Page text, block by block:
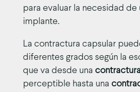
para evaluar la necesidad de
implante.
La contractura capsular
diferentes grados según la
que va desde una
perceptible hasta una